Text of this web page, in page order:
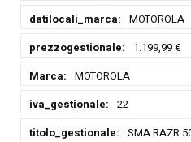
MOTOROLA
1.199,99 €
MOTOROLA
22
SMA RAZR